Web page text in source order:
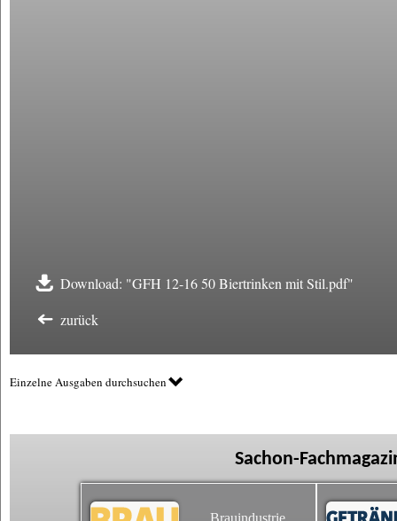
Download: "GFH 12-16 50 Biertrinken mit Stil.pdf"
zurück
Einzelne Ausgaben durchsuchen
Sachon-
Brauindustrie